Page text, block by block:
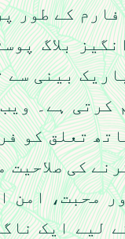
کے طور
بلاگ
بینی سے
کرتی ہے۔
تعلق کو
کی صلاحیت
محبت، امن
لیے ایک